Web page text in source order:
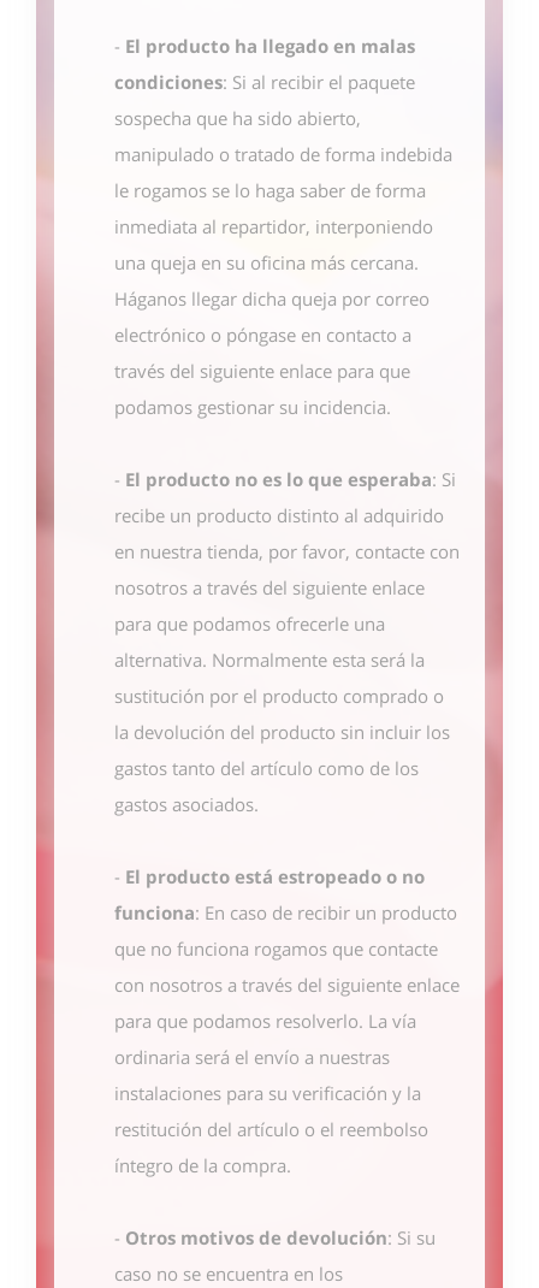
- El producto ha llegado en malas
condiciones: Si al recibir el paquete
sospecha que ha sido abierto,
manipulado o tratado de forma indebida
le rogamos se lo haga saber de forma
inmediata al repartidor, interponiendo
una queja en su oficina más cercana.
Háganos llegar dicha queja por correo
electrónico o póngase en contacto a
través del siguiente enlace para que
podamos gestionar su incidencia.
- El producto no es lo que esperaba: Si
recibe un producto distinto al adquirido
en nuestra tienda, por favor, contacte con
nosotros a través del siguiente enlace
para que podamos ofrecerle una
alternativa. Normalmente esta será la
sustitución por el producto comprado o
la devolución del producto sin incluir los
gastos tanto del artículo como de los
gastos asociados.
- El producto está estropeado o no
funciona: En caso de recibir un producto
que no funciona rogamos que contacte
con nosotros a través del siguiente enlace
para que podamos resolverlo. La vía
ordinaria será el envío a nuestras
instalaciones para su verificación y la
restitución del artículo o el reembolso
íntegro de la compra.
- Otros motivos de devolución: Si su
caso no se encuentra en los